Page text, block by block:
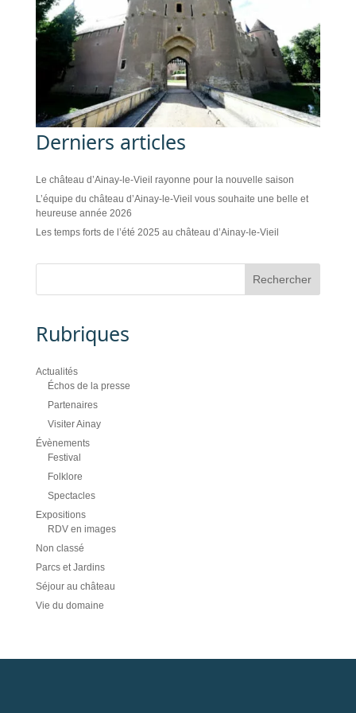
Derniers articles
Le château d’Ainay-le-Vieil rayonne pour la nouvelle saison
L’équipe du château d’Ainay-le-Vieil vous souhaite une belle et
heureuse année 2026
Les temps forts de l’été 2025 au château d’Ainay-le-Vieil
Rubriques
Actualités
Échos de la presse
Partenaires
Visiter Ainay
Évènements
Festival
Folklore
Spectacles
Expositions
RDV en images
Non classé
Parcs et Jardins
Séjour au château
Vie du domaine